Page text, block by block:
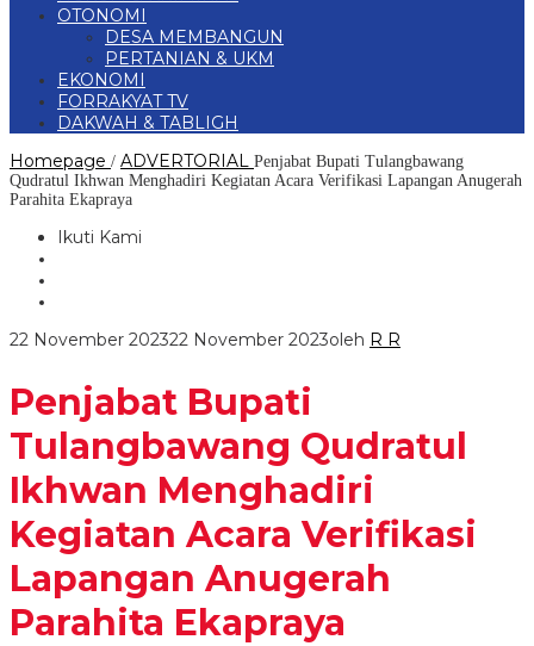
OTONOMI
DESA MEMBANGUN
PERTANIAN & UKM
EKONOMI
FORRAKYAT TV
DAKWAH & TABLIGH
Homepage / ADVERTORIAL Penjabat Bupati Tulangbawang
Qudratul Ikhwan Menghadiri Kegiatan Acara Verifikasi Lapangan Anugerah
Parahita Ekapraya
Ikuti Kami
22 November 202322 November 2023oleh R R
Penjabat Bupati
Tulangbawang Qudratul
Ikhwan Menghadiri
Kegiatan Acara Verifikasi
Lapangan Anugerah
Parahita Ekapraya